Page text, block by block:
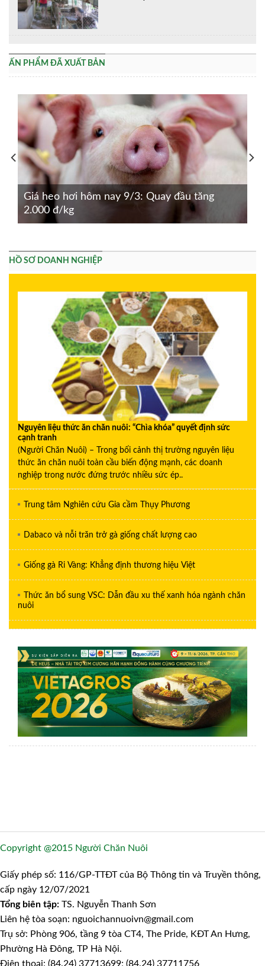
ẤN PHẨM ĐÃ XUẤT BẢN
Giá heo hơi hôm nay 9/3: Quay đầu tăng
2.000 đ/kg
HỒ SƠ DOANH NGHIỆP
Nguyên liệu thức ăn chăn nuôi: “Chìa khóa” quyết định sức
cạnh tranh
(Người Chăn Nuôi) – Trong bối cảnh thị trường nguyên liệu
thức ăn chăn nuôi toàn cầu biến động mạnh, các doanh
nghiệp trong nước đứng trước nhiều sức ép..
Trung tâm Nghiên cứu Gia cầm Thụy Phương
Dabaco và nỗi trăn trở gà giống chất lượng cao
Giống gà Ri Vàng: Khẳng định thương hiệu Việt
Thức ăn bổ sung VSC: Dẫn đầu xu thế xanh hóa ngành chăn
nuôi
Copyright @2015 Người Chăn Nuôi
Giấy phép số: 116/GP-TTĐT của Bộ Thông tin và Truyền thông,
cấp ngày 12/07/2021
Tổng biên tập: TS. Nguyễn Thanh Sơn
Liên hệ tòa soạn: nguoichannuoivn@gmail.com
Trụ sở: Phòng 906, tầng 9 tòa CT4, The Pride, KĐT An Hưng,
Phường Hà Đông, TP Hà Nội.
Điện thoại: (84.24) 37713699; (84.24) 37711756